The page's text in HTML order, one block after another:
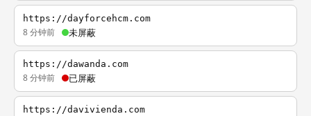
https://dayforcehcm.com
8 分钟前 未屏蔽
https://dawanda.com
8 分钟前 已屏蔽
https://davivienda.com